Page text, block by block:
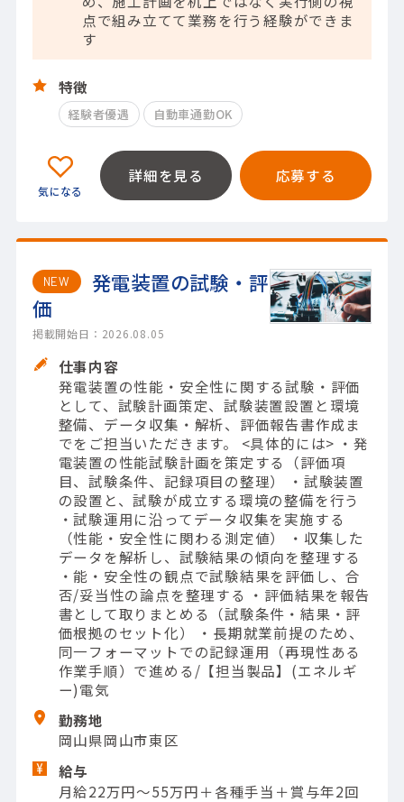
点で組み立てて業務を行う経験ができま
す
特徴
経験者優遇 自動車通勤OK
詳細を見る 応募する
NEW
発電装置の試験・評
価
掲載開始日：2026.08.05
仕事内容
発電装置の性能・安全性に関する試験・評価
として、試験計画策定、試験装置設置と環境
整備、データ収集・解析、評価報告書作成ま
でをご担当いただきます。 <具体的には> ・発
電装置の性能試験計画を策定する（評価項
目、試験条件、記録項目の整理） ・試験装置
の設置と、試験が成立する環境の整備を行う
・試験運用に沿ってデータ収集を実施する
（性能・安全性に関わる測定値） ・収集した
データを解析し、試験結果の傾向を整理する
・能・安全性の観点で試験結果を評価し、合
否/妥当性の論点を整理する ・評価結果を報告
書として取りまとめる（試験条件・結果・評
価根拠のセット化） ・長期就業前提のため、
同一フォーマットでの記録運用（再現性ある
作業手順）で進める/【担当製品】(エネルギ
ー)電気
勤務地
岡山県岡山市東区
給与
月給22万円～55万円＋各種手当＋賞与年2回